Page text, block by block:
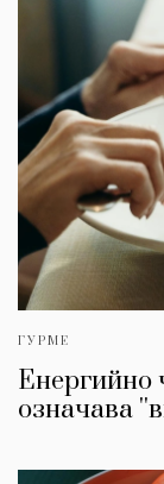
ГУРМЕ
Енергийно
означава